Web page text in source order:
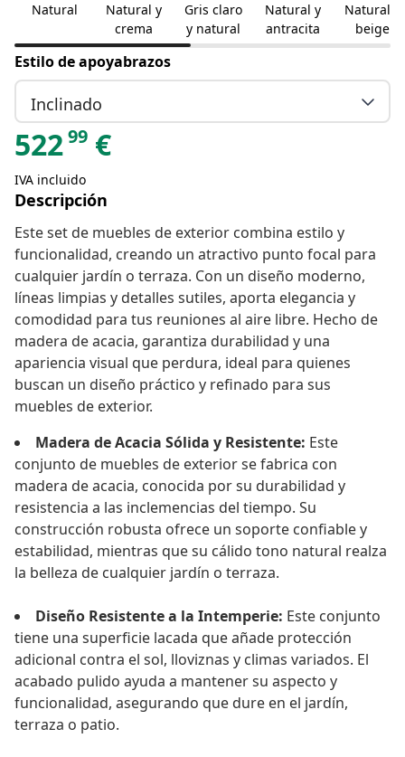
Natural
Natural y
crema
Gris claro
y natural
Natural y
antracita
Natural y
beige
Estilo de apoyabrazos
Inclinado
52299 €
IVA incluido
Descripción
Este set de muebles de exterior combina estilo y
funcionalidad, creando un atractivo punto focal para
cualquier jardín o terraza. Con un diseño moderno,
líneas limpias y detalles sutiles, aporta elegancia y
comodidad para tus reuniones al aire libre. Hecho de
madera de acacia, garantiza durabilidad y una
apariencia visual que perdura, ideal para quienes
buscan un diseño práctico y refinado para sus
muebles de exterior.
Madera de Acacia Sólida y Resistente: Este
conjunto de muebles de exterior se fabrica con
madera de acacia, conocida por su durabilidad y
resistencia a las inclemencias del tiempo. Su
construcción robusta ofrece un soporte confiable y
estabilidad, mientras que su cálido tono natural realza
la belleza de cualquier jardín o terraza.
Diseño Resistente a la Intemperie: Este conjunto
tiene una superficie lacada que añade protección
adicional contra el sol, lloviznas y climas variados. El
acabado pulido ayuda a mantener su aspecto y
funcionalidad, asegurando que dure en el jardín,
terraza o patio.